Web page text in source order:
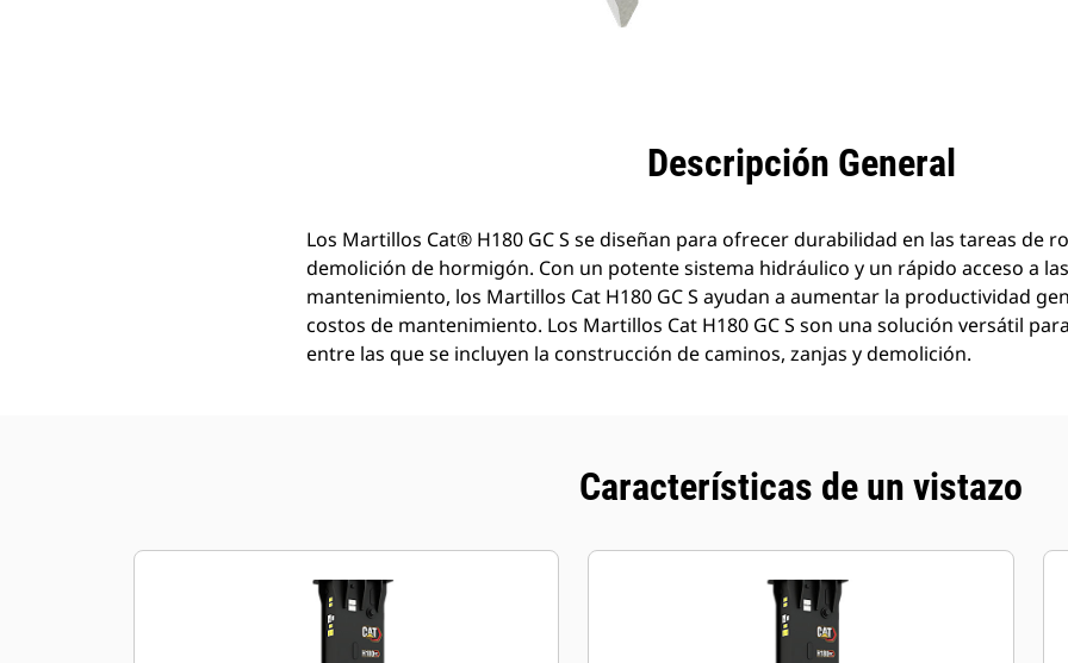
Descripción General
Los Martillos Cat® H180 GC S se diseñan para ofrecer durabilidad en las tareas de
demolición de hormigón. Con un potente sistema hidráulico y un rápido acceso a
mantenimiento, los Martillos Cat H180 GC S ayudan a aumentar la productividad
costos de mantenimiento. Los Martillos Cat H180 GC S son una solución versátil
entre las que se incluyen la construcción de caminos, zanjas y demolición.
Características de un vistazo